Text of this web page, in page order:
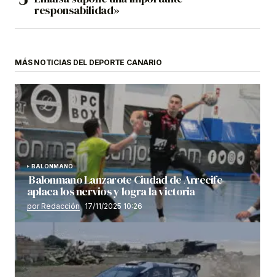
responsabilidad»
MÁS NOTICIAS DEL DEPORTE CANARIO
BALONMANO
Balonmano Lanzarote Ciudad de Arrecife
aplaca los nervios y logra la victoria
por Redacción 17/11/2025 10:26